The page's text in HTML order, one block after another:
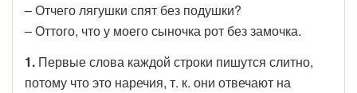
– Отчего лягушки спят без подушки?
– Оттого, что у моего сыночка рот без замочка.
1. Первые слова каждой строки пишутся слитно,
потому что это наречия, т. к. они отвечают на